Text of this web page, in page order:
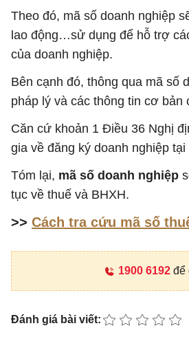
Theo đó, mã số doanh nghiệp
lao động…sử dụng để hỗ trợ
của doanh nghiệp.
Bên cạnh đó, thông qua mã số
pháp lý và các thông tin cơ bản
Căn cứ khoản 1 Điều 36 Nghị
gia về đăng ký doanh nghiệp tại
Tóm lại, mã số doanh nghiệp
tục về thuế và BHXH.
>> Cách tra cứu mã số
1900 6192để
Đánh giá bài viết: